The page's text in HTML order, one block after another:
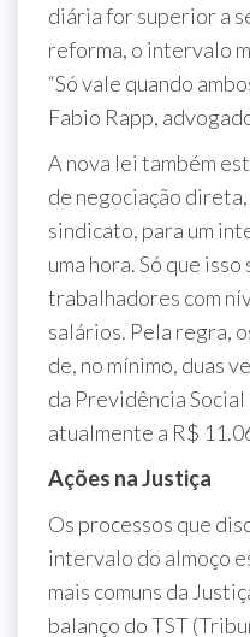
diária for superior a
reforma, o intervalo
“Só vale quando
Fabio Rapp,
A nova lei também
de negociação
sindicato, para um
uma hora. Só que
trabalhadores com
salários. Pela regra,
de, no mínimo, duas
da Previdência
atualmente a R$
Ações na Justiça
Os processos que
intervalo do almoço
mais comuns da
balanço do TST